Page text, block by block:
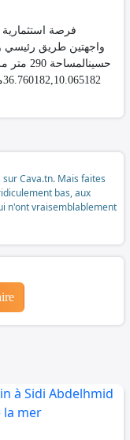
فرصة
Cava.tn. Mais faites
bas, aux
n'ont vraisemblablement